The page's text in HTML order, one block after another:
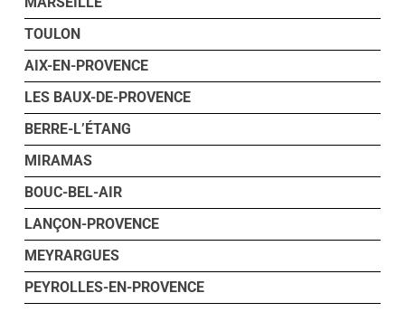
TOULON
AIX-EN-PROVENCE
LES BAUX-DE-PROVENCE
BERRE-L’ÉTANG
MIRAMAS
BOUC-BEL-AIR
LANÇON-PROVENCE
MEYRARGUES
PEYROLLES-EN-PROVENCE